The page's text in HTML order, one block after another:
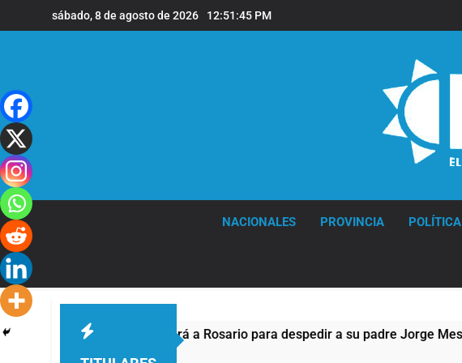
al
sábado, 8 de agosto de 2026 12:51:45 PM
NACIONALES PROVINCIA POLÍTICA
Lionel Messi llegará a Rosario para despedir a su padre Jorge Messi